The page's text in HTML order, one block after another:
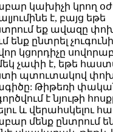
կախիչի կրող
է, բայց եթե
եք ավազը
ենք ընտրել
կցորդիչը
չափի է, եթե
պտուտակով
Թիթեռի
է նյութի
և վերահսկելու
մենք ընտրում